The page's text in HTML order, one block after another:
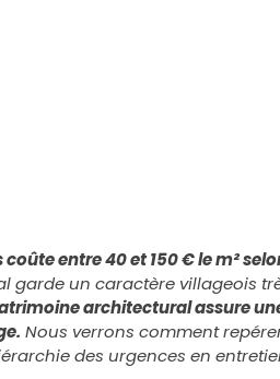
entre 40 et 150 € le m²
garde un caractère villageois
architectural assure
Nous verrons comment
des urgences en